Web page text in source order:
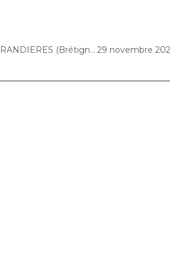
28 novembre 2022 – LES GIRANDIERES (Brétigny-sur-Orge) : Atelier « Chantons Ensemble »